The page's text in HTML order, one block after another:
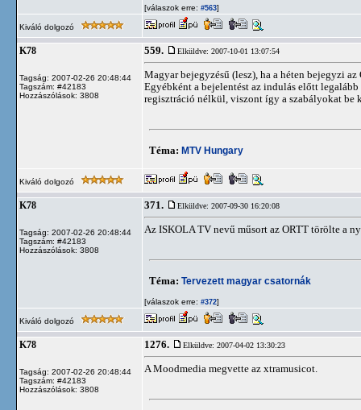
[válaszok erre: #563]
Kiváló dolgozó
K78
Tagság: 2007-02-26 20:48:44
Tagszám: #42183
Hozzászólások: 3808
559. Elküldve: 2007-10-01 13:07:54
Magyar bejegyzésű (lesz), ha a héten bejegyzi
Egyébként a bejelentést az indulás előtt
regisztráció nélkül, viszont így a szabályokat be
Téma: MTV Hungary
Kiváló dolgozó
K78
Tagság: 2007-02-26 20:48:44
Tagszám: #42183
Hozzászólások: 3808
371. Elküldve: 2007-09-30 16:20:08
Az ISKOLA TV nevű műsort az ORTT törölte a
Téma: Tervezett magyar csatornák
[válaszok erre: #372]
Kiváló dolgozó
K78
Tagság: 2007-02-26 20:48:44
Tagszám: #42183
Hozzászólások: 3808
1276. Elküldve: 2007-04-02 13:30:23
A Moodmedia megvette az xtramusicot.